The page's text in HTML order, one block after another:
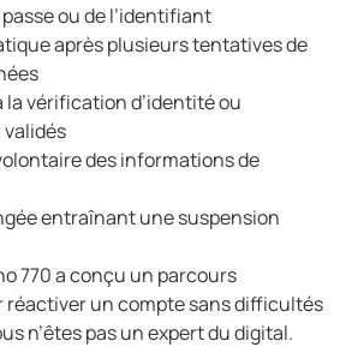
ou de l’identifiant
après plusieurs tentatives de
la vérification d’identité ou
des informations de
entraînant une suspension
770 a conçu un parcours
un compte sans difficultés
n’êtes pas un expert du digital.